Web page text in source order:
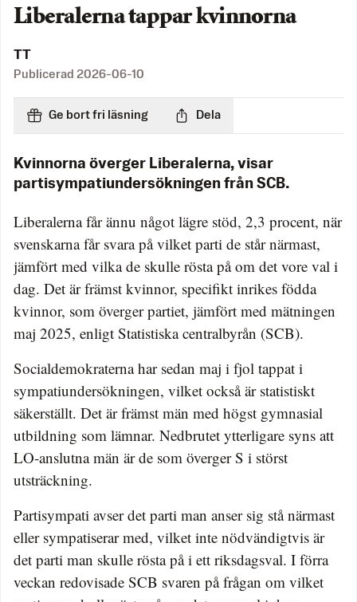
Liberalerna tappar kvinnorna
TT
Publicerad 2026-06-10
Ge bort fri läsning Dela
Kvinnorna överger Liberalerna, visar
partisympatiundersökningen från SCB.
Liberalerna får ännu något lägre stöd, 2,3 procent, när
svenskarna får svara på vilket parti de står närmast,
jämfört med vilka de skulle rösta på om det vore val i
dag. Det är främst kvinnor, specifikt inrikes födda
kvinnor, som överger partiet, jämfört med mätningen
maj 2025, enligt Statistiska centralbyrån (SCB).
Socialdemokraterna har sedan maj i fjol tappat i
sympatiundersökningen, vilket också är statistiskt
säkerställt. Det är främst män med högst gymnasial
utbildning som lämnar. Nedbrutet ytterligare syns att
LO-anslutna män är de som överger S i störst
utsträckning.
Partisympati avser det parti man anser sig stå närmast
eller sympatiserar med, vilket inte nödvändigtvis är
det parti man skulle rösta på i ett riksdagsval. I förra
veckan redovisade SCB svaren på frågan om vilket